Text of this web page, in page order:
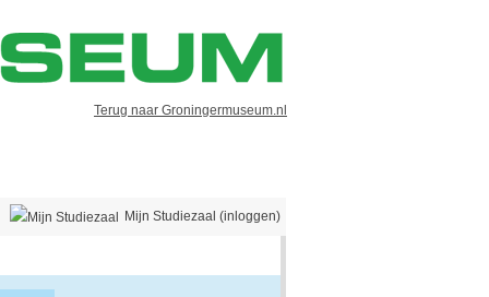
Terug naar Groningermuseum.nl
Mijn Studiezaal (inloggen)